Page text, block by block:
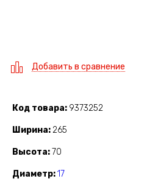
Добавить в сравнение
Код товара 9373252
Ширина 265
Высота 70
Диаметр 17